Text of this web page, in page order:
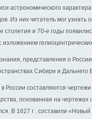
астрономического
Из них читатель мог узнать
и 70-е годы
изложением
представления о
Сибири и Дальнего
России составляются
основанная на чертежах
В 1627 г . составили